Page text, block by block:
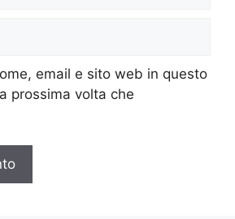
email e sito web in questo
prossima volta che